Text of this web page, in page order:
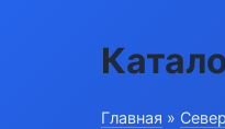
Главная »